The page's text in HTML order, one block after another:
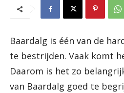
Baardalg is één van de
te bestrijden. Vaak komt
Daarom is het zo
van Baardalg goed te